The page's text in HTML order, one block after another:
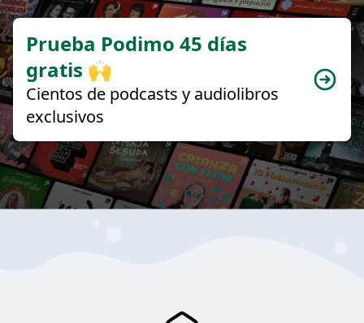
Prueba Podimo 45 días
gratis 🙌
Cientos de podcasts y audiolibros
exclusivos